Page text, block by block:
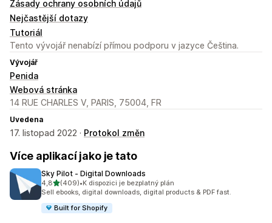
Zásady ochrany osobních údajů
Nejčastější dotazy
Tutoriál
Tento vývojář nenabízí přímou podporu v jazyce Čeština.
Vývojář
Penida
Webová stránka
14 RUE CHARLES V, PARIS, 75004, FR
Uvedena
17. listopad 2022 · Protokol změn
Více aplikací jako je tato
Sky Pilot ‑ Digital Downloads
4,8z 5 hvězd
(409)
Celkový počet recenzí: 409
•K dispozici je bezplatný plán
Sell ebooks, digital downloads, digital products & PDF fast.
Built for Shopify